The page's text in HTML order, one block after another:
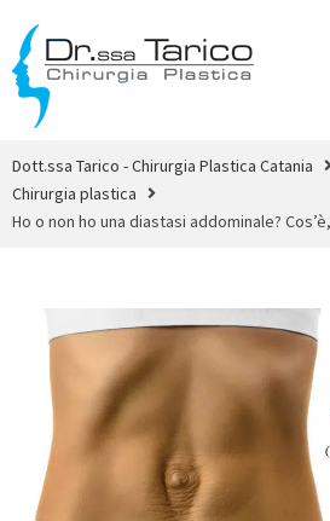
Dott.ssa Tarico - Chirurgia Plastica Catania
Chirurgia plastica
Ho o non ho una diastasi addominale?